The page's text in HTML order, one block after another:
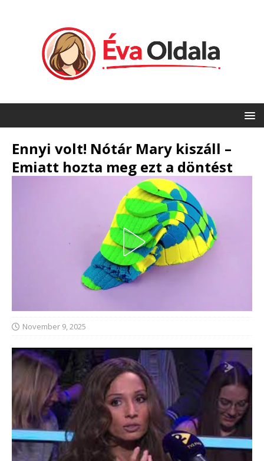
Ennyi volt! Nótár Mary kiszáll –
Emiatt hozta meg ezt a döntést
November 9, 2025